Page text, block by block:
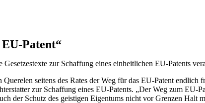
Patent“
zur Schaffung eines einheitlichen EU-Patents
seitens des Rates der Weg für das EU-Patent
zur Schaffung eines EU-Patents. „Der Weg zum EU-
der Schutz des geistigen Eigentums nicht vor Grenzen Halt